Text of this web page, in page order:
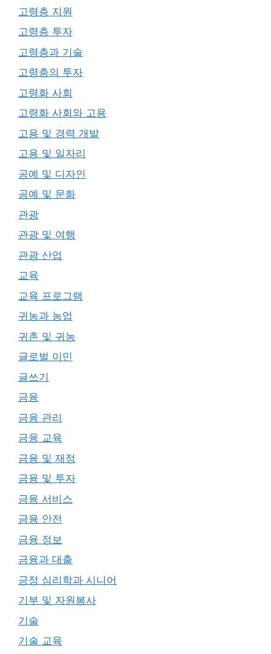
고령층 지원
고령층 투자
고령층과 기술
고령층의 투자
고령화 사회
고령화 사회와 고용
고용 및 경력 개발
고용 및 일자리
공예 및 디자인
공예 및 문화
관광
관광 및 여행
관광 산업
교육
교육 프로그램
귀농과 농업
귀촌 및 귀농
글로벌 이민
글쓰기
금융
금융 관리
금융 교육
금융 및 재정
금융 및 투자
금융 서비스
금융 안전
금융 정보
금융과 대출
긍정 심리학과 시니어
기부 및 자원봉사
기술
기술 교육